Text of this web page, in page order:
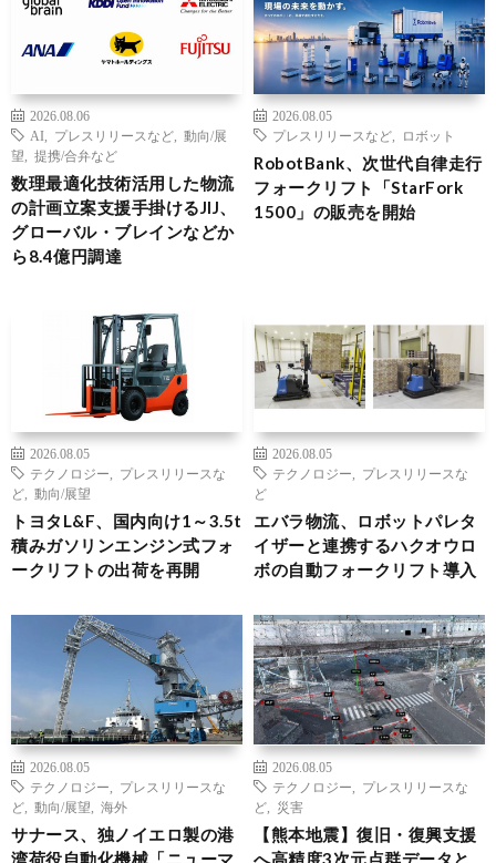
2026.08.06
AI
プレスリリースなど
動向/展
望
提携/合弁など
数理最適化技術活用した物流
の計画立案支援手掛けるJIJ、
グローバル・ブレインなどか
ら8.4億円調達
2026.08.05
プレスリリースなど
ロボット
RobotBank、次世代自律走行
フォークリフト「StarFork
1500」の販売を開始
2026.08.05
テクノロジー
プレスリリースな
ど
動向/展望
トヨタL&F、国内向け1～3.5t
積みガソリンエンジン式フォ
ークリフトの出荷を再開
2026.08.05
テクノロジー
プレスリリースな
ど
エバラ物流、ロボットパレタ
イザーと連携するハクオウロ
ボの自動フォークリフト導入
2026.08.05
テクノロジー
プレスリリースな
ど
動向/展望 海外
サナース、独ノイエロ製の港
湾荷役自動化機械「ニューマ
2026.08.05
テクノロジー
プレスリリースな
ど
災害
【熊本地震】復旧・復興支援
へ高精度3次元点群データと